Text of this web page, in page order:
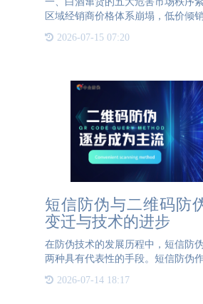
区域经销商价格体系崩塌，低价倾
例如，某品牌在华东市场出现跨省
价波动幅度达30%，引发消费者投
2026-07-15 07:20
短信防伪与二维码防
变迁与技术的进步
在防伪技术的发展历程中，短信防
两种具有代表性的手段。短信防伪
技的进步和消费者需求的变化，二
2026-07-14 18:17